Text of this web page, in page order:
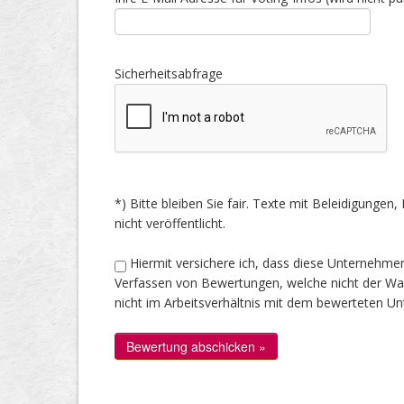
Sicherheitsabfrage
*) Bitte bleiben Sie fair. Texte mit
nicht veröffentlicht.
Hiermit versichere ich, dass diese
Verfassen von Bewertungen, welche nicht der
nicht im Arbeitsverhältnis mit dem bewerteten